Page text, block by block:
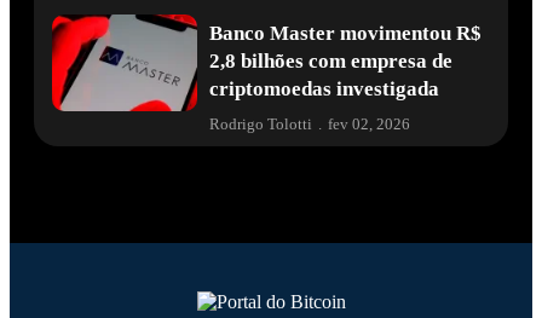
Banco Master movimentou R$
2,8 bilhões com empresa de
criptomoedas investigada
Rodrigo Tolotti fev 02, 2026